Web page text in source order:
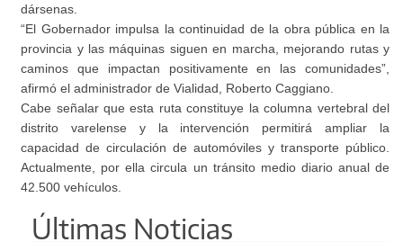
dársenas.
“El Gobernador impulsa la continuidad de la obra pública en la
provincia y las máquinas siguen en marcha, mejorando rutas y
caminos que impactan positivamente en las comunidades”,
afirmó el administrador de Vialidad, Roberto Caggiano.
Cabe señalar que esta ruta constituye la columna vertebral del
distrito varelense y la intervención permitirá ampliar la
capacidad de circulación de automóviles y transporte público.
Actualmente, por ella circula un tránsito medio diario anual de
42.500 vehículos.
Últimas Noticias